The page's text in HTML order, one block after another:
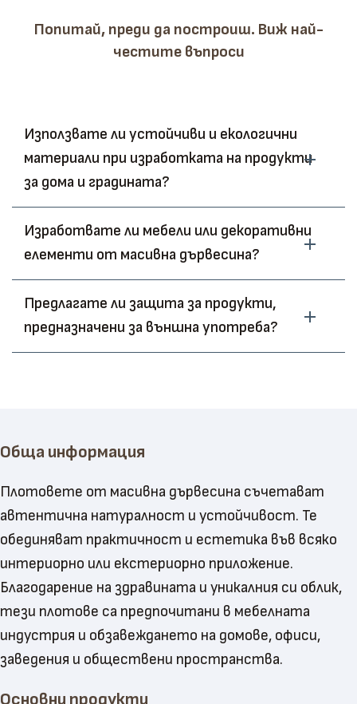
Попитай, преди да построиш. Виж най-
честите въпроси
Използвате ли устойчиви и екологични
материали при изработката на продукти
за дома и градината?
Изработвате ли мебели или декоративни
елементи от масивна дървесина?
Предлагате ли защита за продукти,
предназначени за външна употреба?
Обща информация
Плотовете от масивна дървесина съчетават
автентична натуралност и устойчивост. Те
обединяват практичност и естетика във всяко
интериорно или екстериорно приложение.
Благодарение на здравината и уникалния си облик,
тези плотове са предпочитани в мебелната
индустрия и обзавеждането на домове, офиси,
заведения и обществени пространства.
Основни продукти